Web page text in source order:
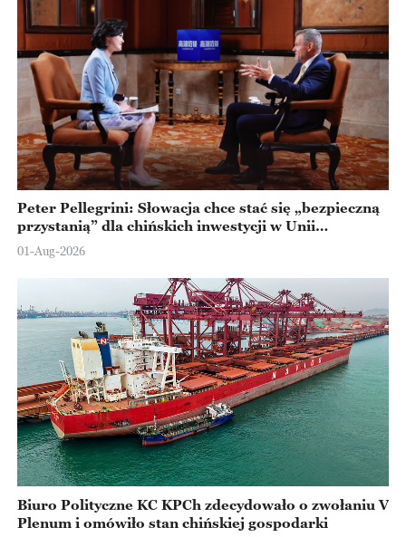
Peter Pellegrini: Słowacja chce stać się „bezpieczną
przystanią” dla chińskich inwestycji w Unii
Europejskiej
01-Aug-2026
Biuro Polityczne KC KPCh zdecydowało o zwołaniu V
Plenum i omówiło stan chińskiej gospodarki